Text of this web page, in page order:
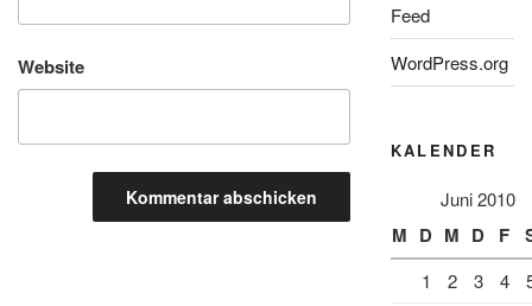
Website
Feed
WordPress.org
KALENDER
Juni 2010
M D M D F
1 2 3 4